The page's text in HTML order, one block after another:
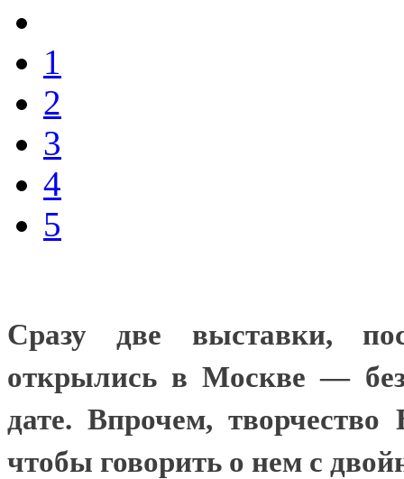
1
2
3
4
5
Сразу две выставки,
открылись в Москве —
дате. Впрочем, творчество
чтобы говорить о нем с